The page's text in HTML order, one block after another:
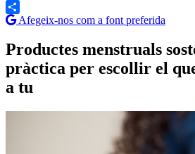
Share
Afegeix-nos com a font preferida
Productes menstruals
pràctica per escollir el
a tu